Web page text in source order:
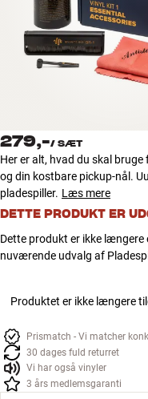
Tilbehør
INSPIRATION
TILBUD
Find Butik
Kundeservice
Log ind
279,-/ SÆT
Her er alt, hvad du skal
og din kostbare pickup-nål.
pladespiller. Læs mere
DETTE PRODUKT ER
Dette produkt er ikke længere
nuværende udvalg af
Produktet er ikke længere
Prismatch - Vi matcher
30 dages fuld returret
Vi har også vinyler
3 års medlemsgaranti